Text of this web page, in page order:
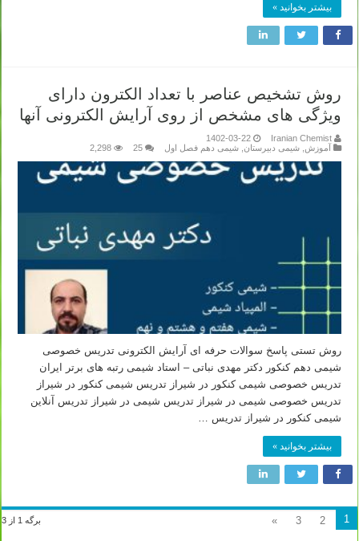
بیشتر بخوانید »
روش تشخیص عناصر با تعداد الکترون دارای
ویژگی های مشخص از روی آرایش الکترونی آنها
Iranian Chemist
1402-03-22
آموزش شیمی دبیرستان شیمی دهم فصل اول 25
2,298
روش تستی پاسخ سوالات حرفه ای آرایش الکترونی تدریس خصوصی
شیمی دهم کنکور دکتر مهدی نباتی – استاد شیمی رتبه های برتر ایران
تدریس خصوصی شیمی کنکور در شیراز تدریس شیمی کنکور در شیراز
تدریس خصوصی شیمی در شیراز تدریس شیمی در شیراز تدریس آنلاین
شیمی کنکور در شیراز تدریس …
بیشتر بخوانید »
برگه 1 از 3 1
2
3
»